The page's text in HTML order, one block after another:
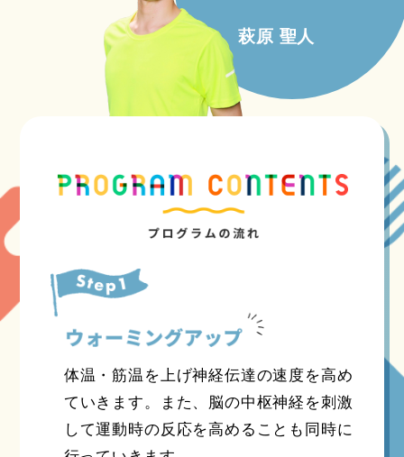
萩原 聖人
体温・筋温を上げ神経伝達の速度を高め
ていきます。また、脳の中枢神経を刺激
して運動時の反応を高めることも同時に